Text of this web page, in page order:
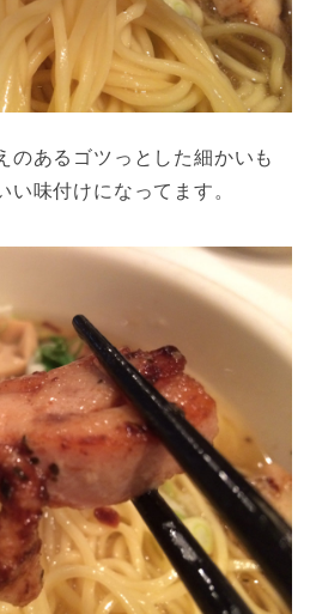
のあるゴツっとした細かいも
味付けになってます。